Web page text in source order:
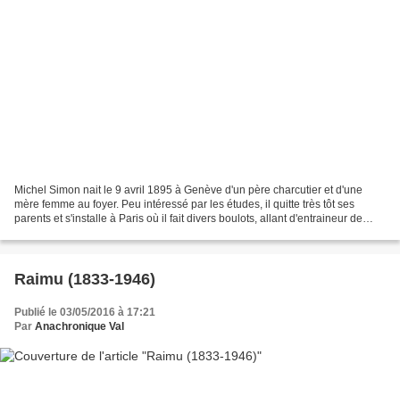
Michel Simon nait le 9 avril 1895 à Genève d'un père charcutier et d'une
mère femme au foyer. Peu intéressé par les études, il quitte très tôt ses
parents et s'installe à Paris où il fait divers boulots, allant d'entraineur de
Raimu (1833-1946)
Publié le 03/05/2016 à 17:21
Par Anachronique Val